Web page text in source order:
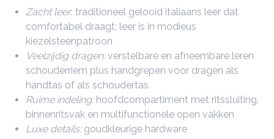
Zacht leer: traditioneel gelooid italiaans leer dat
comfortabel draagt; leer is in modieus
kiezelsteenpatroon
Veelzijdig dragen:verstelbare en afneembare leren
schouderriem plus handgrepen voor dragen als
handtas of als schoudertas
Ruime indeling: hoofdcompartiment met ritssluiting,
binnenritsvak en multifunctionele open vakken
Luxe details:goudkleurige hardware